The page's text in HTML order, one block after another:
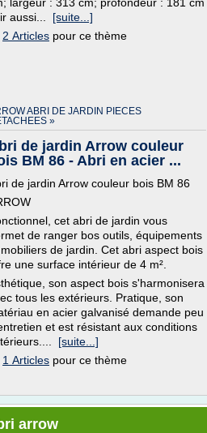
aussi... [suite...]
2 Articles pour ce thème
ABRI DE JARDIN PIECES
»
de jardin Arrow couleur
BM 86 - Abri en acier ...
de jardin Arrow couleur bois BM 86
cet abri de jardin vous
de ranger bos outils, équipements
de jardin. Cet abri aspect bois
une surface intérieur de 4 m².
son aspect bois s'harmonisera
tous les extérieurs. Pratique, son
en acier galvanisé demande peu
et est résistant aux conditions
[suite...]
1 Articles pour ce thème
arrow